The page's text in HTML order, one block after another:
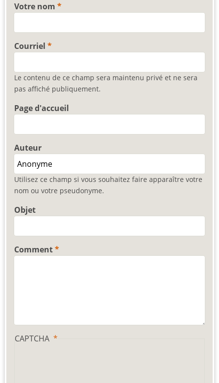
Votre nom
Courriel
Le contenu de ce champ sera maintenu privé et ne sera
pas affiché publiquement.
Page d'accueil
Auteur
Utilisez ce champ si vous souhaitez faire apparaître votre
nom ou votre pseudonyme.
Objet
Comment
CAPTCHA